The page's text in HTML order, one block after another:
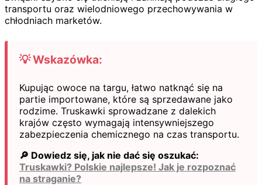
transportu oraz wielodniowego przechowywania w
chłodniach marketów.
💡 Wskazówka:
Kupując owoce na targu, łatwo natknąć się na
partie importowane, które są sprzedawane jako
rodzime. Truskawki sprowadzane z dalekich
krajów często wymagają intensywniejszego
zabezpieczenia chemicznego na czas transportu.
🔎 Dowiedz się, jak nie dać się oszukać:
Truskawki? Polskie najlepsze! Jak je rozpoznać
na straganie?